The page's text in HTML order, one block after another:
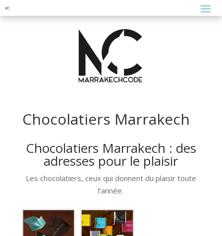
Chocolatiers Marrakech
Chocolatiers Marrakech : des
adresses pour le plaisir
Les chocolatiers, ceux qui donnent du plaisir toute
l’année.